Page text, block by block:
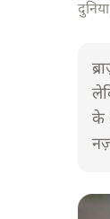
दुनिया|
के